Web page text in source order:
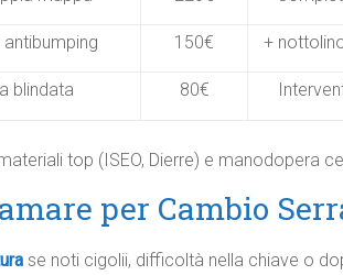
150€ +
blindata 80€
top (ISEO, Dierre) e manodopera
per Cambio
se noti cigolii, difficoltà nella chiave o